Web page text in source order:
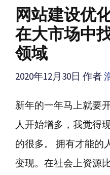
网站建设优
在大市场中
领域
2020年12月30日 作者
新年的一年马上就要
人开始增多，我觉得
的很多。 拥有才能的
变现。在社会上资源